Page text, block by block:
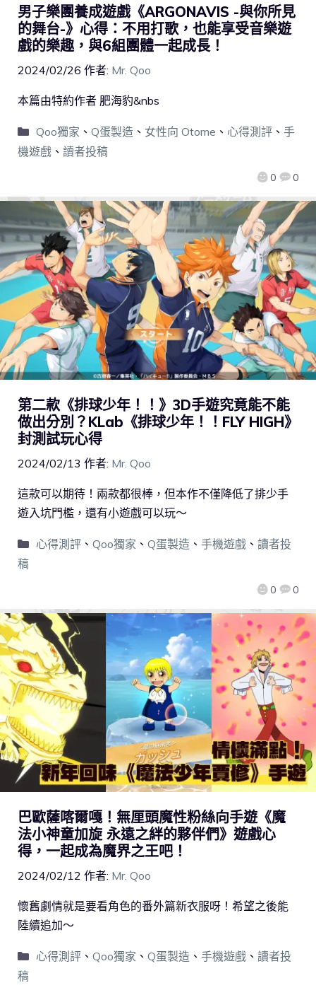
男子樂團養成遊戲《ARGONAVIS -與你所見
的舞台-》心得：不用打歌，也能享受音樂遊
戲的樂趣，與6組團體一起成長！
2024/02/26 作者: Mr. Qoo
0 0
本篇由特約作者 肥海豹&nbs
Qoo獨家 、 Q蛋製造 、 女性向 Otome 、 心得測評、 手
機遊戲 、 讀者投稿
第二款《排球少年！！》3D手遊究竟能不能
做出分別？KLab《排球少年！！FLY HIGH》
封測試玩心得
2024/02/13 作者: Mr. Qoo
0 0
這款可以期待！兩款都很棒，但本作不僅降低了排少手
遊入坑門檻，還有小遊戲可以玩～
心得測評、 Qoo獨家 、 Q蛋製造 、 手機遊戲、 讀者投
稿
巴歐薩喀爾嘎！無厘頭魔性粉絲向手遊《魔
法小神童加旋 永遠之絆的夥伴們》遊戲心
得，一起成為魔界之王吧！
2024/02/12 作者: Mr. Qoo
懷舊劇情就是要看角色的番外篇新衣服呀！希望之後能
陸續追加～
心得測評、 Qoo獨家 、 Q蛋製造 、 手機遊戲、 讀者投
稿